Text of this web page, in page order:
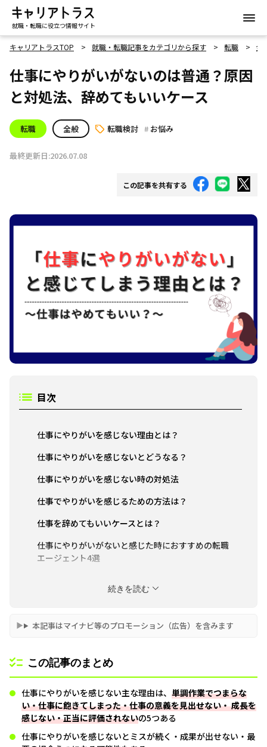
就職・転職に役立つ情報サイト
キャリアトラスTOP 就職・転職記事をカテゴリから探す 転職 全
仕事にやりがいがないのは普通？原因
と対処法、辞めてもいいケース
転職 全般 転職検討 お悩み
最終更新日:2026.07.08
この記事を共有する
目次
仕事にやりがいを感じない理由とは？
仕事にやりがいを感じないとどうなる？
仕事にやりがいを感じない時の対処法
仕事でやりがいを感じるための方法は？
仕事を辞めてもいいケースとは？
仕事にやりがいがないと感じた時におすすめの転職
エージェント4選
続きを読む
本記事はマイナビ等のプロモーション（広告）を含みます
この記事のまとめ
仕事にやりがいを感じない主な理由は、 単調作業でつまらな
い・仕事に飽きてしまった・仕事の意義を見出せない・ 成長を
感じない・正当に評価されないの5つある
仕事にやりがいを感じないとミスが続く・成果が出せない・最